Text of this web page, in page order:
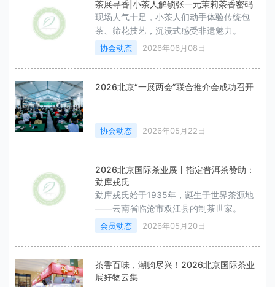
茶展寻香|小茶人解锁张一元茉莉茶香密码
现场人气十足，小茶人们动手体验传统包
茶、筛花技艺，沉浸式感受非遗魅力。
协会动态 2026年06月08日
2026北京“一展两会”联合推介会成功召开
协会动态 2026年05月22日
2026北京国际茶业展丨指定普洱茶赞助：
勐库戎氏
勐库戎氏始于1935年，诞生于世界茶源地
——云南省临沧市双江县的制茶世家。
会员动态 2026年05月20日
茶香百味，潮购尽兴！2026北京国际茶业
展好物云集